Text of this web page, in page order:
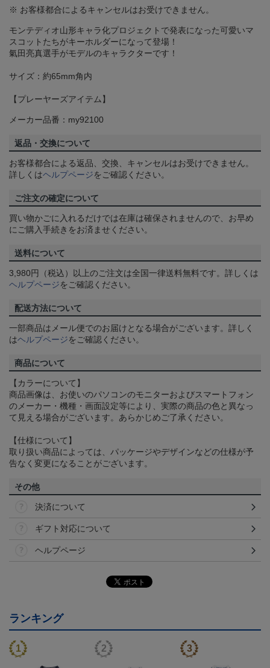
※ お客様都合によるキャンセルはお受けできません。
モンテディオ山形キャラ化プロジェクトで発表になった可愛いマ
スコットたちがキーホルダーになって登場！
氣田亮真選手がモデルのキャラクターです！
サイズ：約65mm角内
【プレーヤーズアイテム】
メーカー品番：my92100
返品・交換について
お客様都合による返品、交換、キャンセルはお受けできません。
詳しくはヘルプページをご確認ください。
ご注文の確定について
買い物かごに入れるだけでは在庫は確保されませんので、お早め
にご購入手続きをお済ませください。
送料について
3,980円（税込）以上のご注文は全国一律送料無料です。詳しくは
ヘルプページをご確認ください。
配送方法について
一部商品はメール便でのお届けとなる場合がございます。詳しく
はヘルプページをご確認ください。
商品について
【カラーについて】
商品画像は、お使いのパソコンのモニターおよびスマートフォン
のメーカー・機種・画面設定等により、実際の商品の色と異なっ
て見える場合がございます。あらかじめご了承ください。
【仕様について】
取り扱い商品によっては、パッケージやデザインなどの仕様が予
告なく変更になることがございます。
その他
決済について
ギフト対応について
ヘルプページ
ランキング